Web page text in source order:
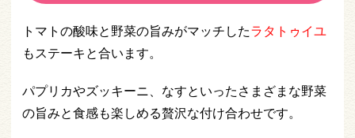
トマトの酸味と野菜の旨みがマッチしたラタトゥイユ
もステーキと合います。
パプリカやズッキーニ、なすといったさまざまな野菜
の旨みと食感も楽しめる贅沢な付け合わせです。